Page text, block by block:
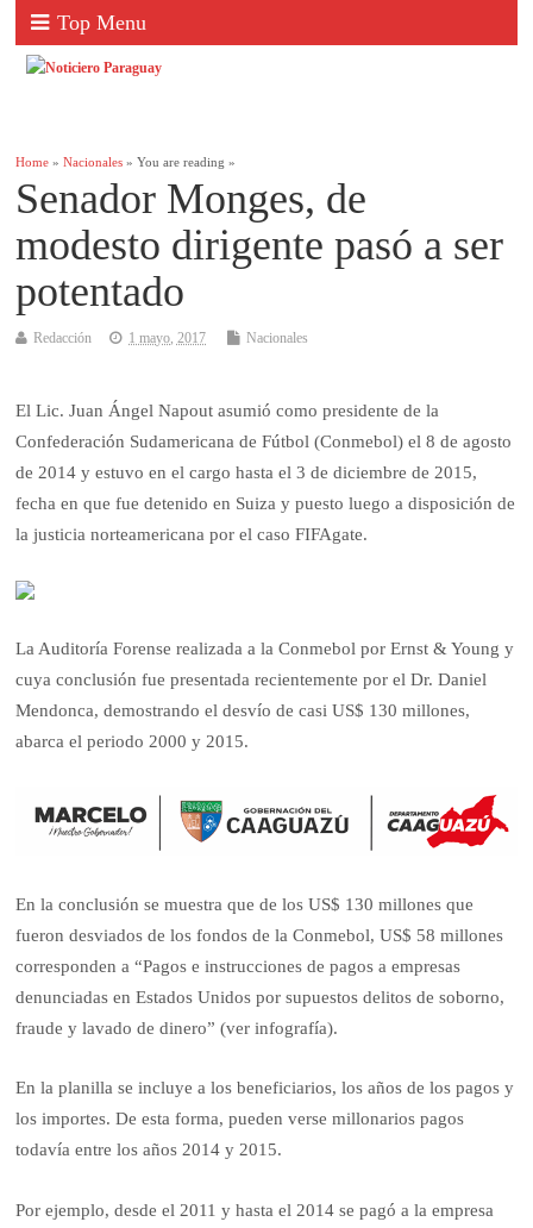
Top Menu
Home »Nacionales » You are reading »
Senador Monges, de
modesto dirigente pasó a ser
potentado
Redacción 1 mayo, 2017 Nacionales
El Lic. Juan Ángel Napout asumió como presidente de la
Confederación Sudamericana de Fútbol (Conmebol) el 8 de agosto
de 2014 y estuvo en el cargo hasta el 3 de diciembre de 2015,
fecha en que fue detenido en Suiza y puesto luego a disposición de
la justicia norteamericana por el caso FIFAgate.
La Auditoría Forense realizada a la Conmebol por Ernst & Young y
cuya conclusión fue presentada recientemente por el Dr. Daniel
Mendonca, demostrando el desvío de casi US$ 130 millones,
abarca el periodo 2000 y 2015.
En la conclusión se muestra que de los US$ 130 millones que
fueron desviados de los fondos de la Conmebol, US$ 58 millones
corresponden a “Pagos e instrucciones de pagos a empresas
denunciadas en Estados Unidos por supuestos delitos de soborno,
fraude y lavado de dinero” (ver infografía).
En la planilla se incluye a los beneficiarios, los años de los pagos y
los importes. De esta forma, pueden verse millonarios pagos
todavía entre los años 2014 y 2015.
Por ejemplo, desde el 2011 y hasta el 2014 se pagó a la empresa